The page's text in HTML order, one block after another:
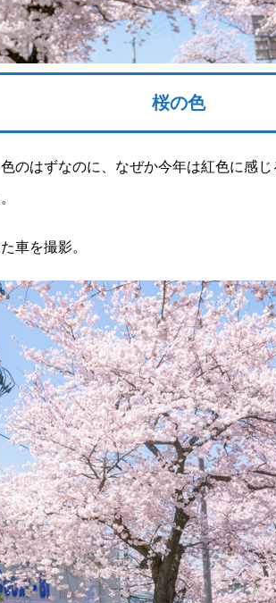
桜の色
のはずなのに、なぜか今年は紅色に感
車を撮影。